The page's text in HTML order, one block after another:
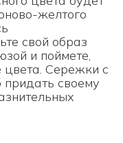
желтого
свой образ
и поймете,
цвета. Сережки с
придать своему